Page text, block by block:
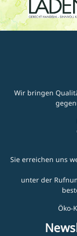
Wir bringen
Sie erreichen uns
unter der
Öko-